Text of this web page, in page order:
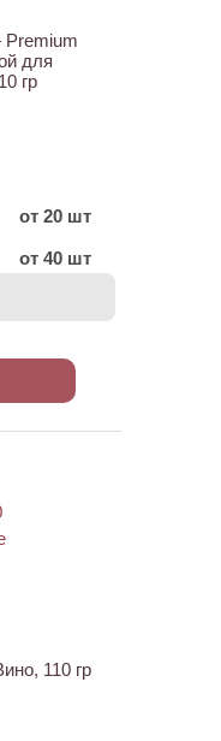
Premium
для
гр
от 20 шт
от 40 шт
110 гр